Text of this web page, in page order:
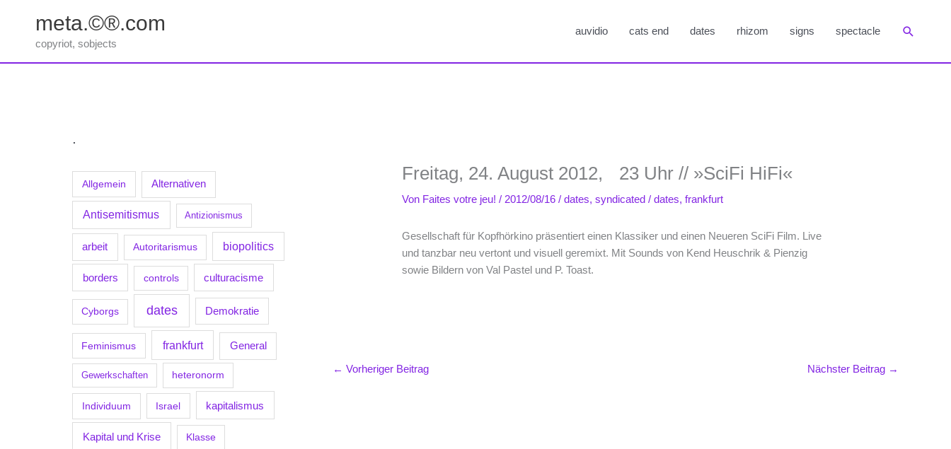
springen
meta.©®.com
copyriot, sobjects
auvidio cats end dates rhizom signs spectacle Suchen
.
Allgemein Alternativen
Antisemitismus Antizionismus
arbeit Autoritarismus biopolitics
borders controls culturacisme
Cyborgs dates Demokratie
Feminismus frankfurt General
Gewerkschaften heteronorm
Individuum Israel kapitalismus
Kapital und Krise Klasse
Freitag, 24. August 2012, 23 Uhr // »SciFi HiFi«
Von Faites votre jeu!/ 2012/08/16/dates,syndicated /dates,frankfurt
Gesellschaft für Kopfhörkino präsentiert einen Klassiker und einen Neueren SciFi Film. Live
und tanzbar neu vertont und visuell geremixt. Mit Sounds von Kend Heuschrik & Pienzig
sowie Bildern von Val Pastel und P. Toast.
← Vorheriger Beitrag Nächster Beitrag →